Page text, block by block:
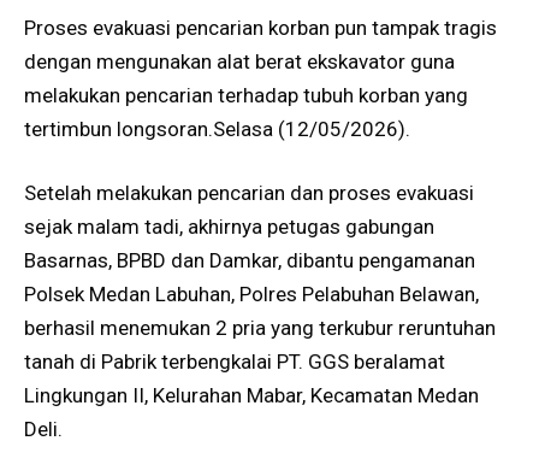
Proses evakuasi pencarian korban pun tampak tragis
dengan mengunakan alat berat ekskavator guna
melakukan pencarian terhadap tubuh korban yang
tertimbun longsoran.Selasa (12/05/2026).
Setelah melakukan pencarian dan proses evakuasi
sejak malam tadi, akhirnya petugas gabungan
Basarnas, BPBD dan Damkar, dibantu pengamanan
Polsek Medan Labuhan, Polres Pelabuhan Belawan,
berhasil menemukan 2 pria yang terkubur reruntuhan
tanah di Pabrik terbengkalai PT. GGS beralamat
Lingkungan II, Kelurahan Mabar, Kecamatan Medan
Deli.